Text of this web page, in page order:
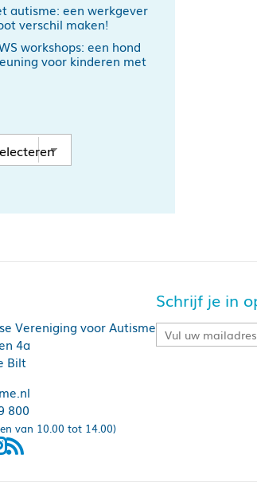
autisme: een werkgever
verschil maken!
workshops: een hond
voor kinderen met
Vereniging voor Autisme
4a
Bilt
800
van 10.00 tot 14.00)
Schrijf je in